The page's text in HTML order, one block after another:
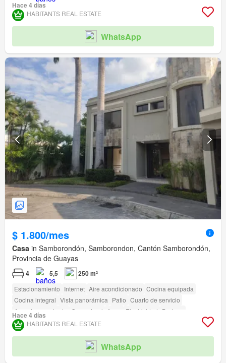
Hace 4 días
HABITANTS REAL ESTATE
WhatsApp
$ 1.800/mes
Casa in Samborondón, Samborondon, Cantón Samborondón,
Provincia de Guayas
4 5,5 250 m²
Estacionamiento Internet Aire acondicionado Cocina equipada
Cocina integral Vista panorámica Patio Cuarto de servicio
Armario empotrado
Gas natural Agua Electricidad Bodega
Seguridad Área para niños Jardín
Garita de guardianía
Hace 4 días
HABITANTS REAL ESTATE
WhatsApp